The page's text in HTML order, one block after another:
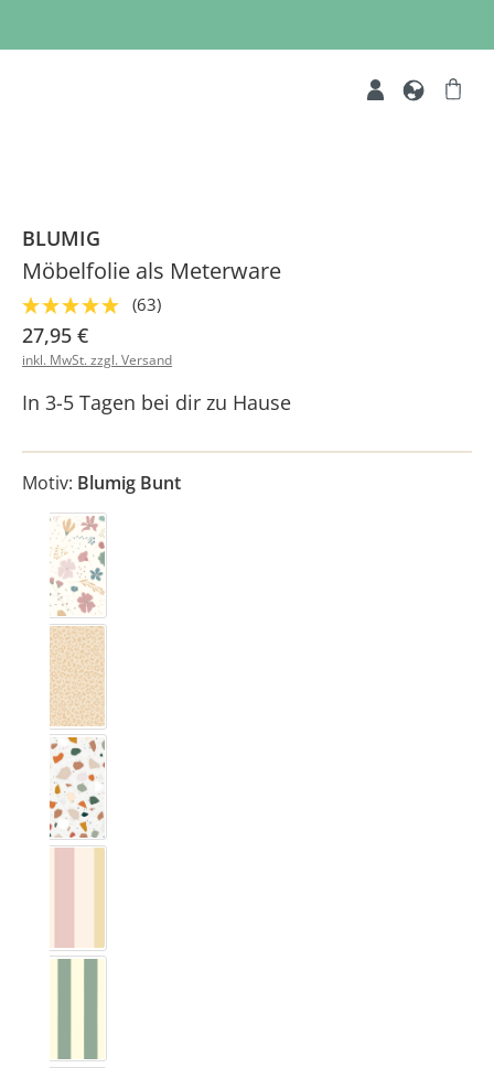
BLUMIG
Möbelfolie als Meterware
(63)
27,95 €
inkl. MwSt. zzgl. Versand
In 3-5 Tagen bei dir zu Hause
Motiv: Blumig Bunt
Blumig Rosa & Blau
Leo Muster
Terrazzo